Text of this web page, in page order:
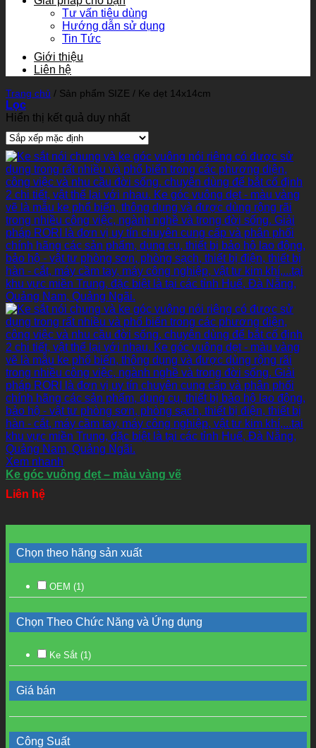
Tư vấn tiêu dùng
Hướng dẫn sử dụng
Tin Tức
Giới thiệu
Liên hệ
Trang chủ / Sản phẩm SIZE / Ke dẹt 14x14cm
Lọc
Hiển thị kết quả duy nhất
Xem nhanh
Ke góc vuông dẹt – màu vàng vẽ
Liên hệ
Chọn theo hãng sản xuất
OEM (1)
Chọn Theo Chức Năng và Ứng dụng
Ke Sắt (1)
Giá bán
Công Suất